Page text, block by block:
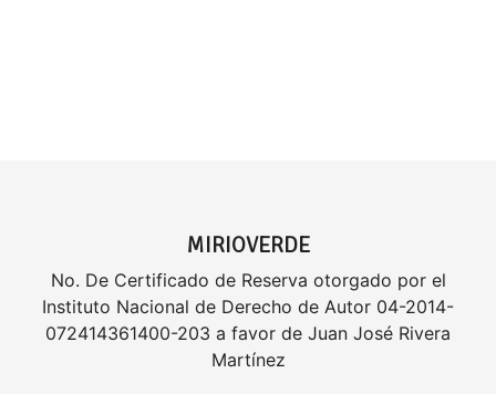
MIRIOVERDE
No. De Certificado de Reserva otorgado por el
Instituto Nacional de Derecho de Autor 04-2014-
072414361400-203 a favor de Juan José Rivera
Martínez